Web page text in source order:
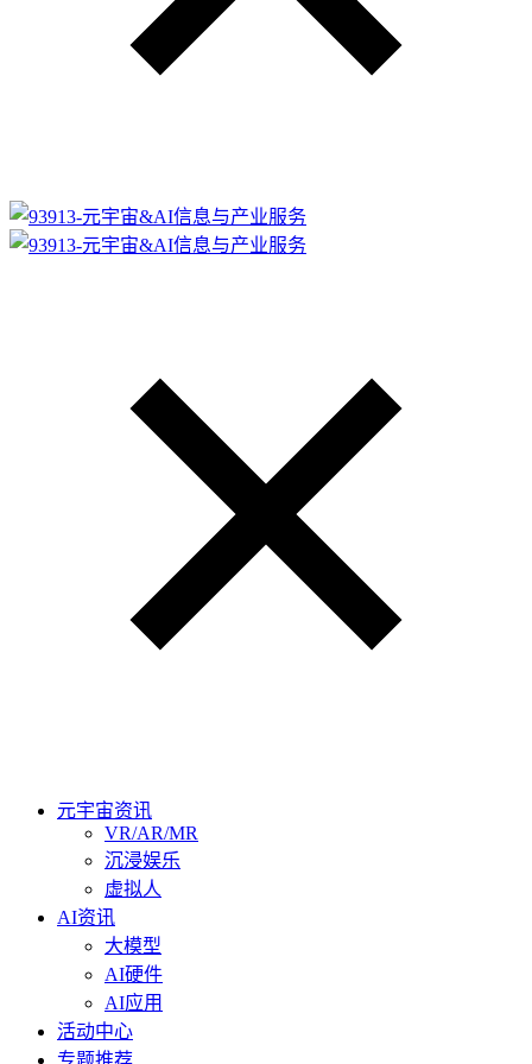
元宇宙资讯
VR/AR/MR
沉浸娱乐
虚拟人
AI资讯
大模型
AI硬件
AI应用
活动中心
专题推荐